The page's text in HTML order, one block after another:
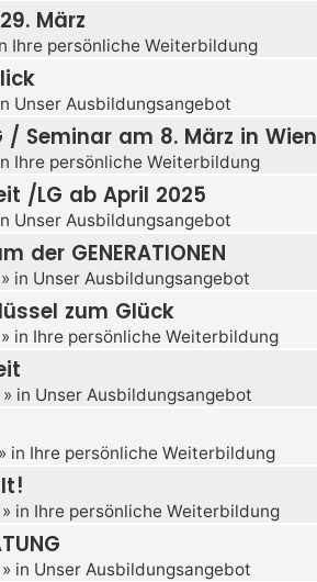
März
Ihre persönliche Weiterbildung
Unser Ausbildungsangebot
/ Seminar am 8. März in Wien
Ihre persönliche Weiterbildung
/LG ab April 2025
Unser Ausbildungsangebot
GENERATIONEN
» in Unser Ausbildungsangebot
zum Glück
» in Ihre persönliche Weiterbildung
» in Unser Ausbildungsangebot
» in Ihre persönliche Weiterbildung
» in Ihre persönliche Weiterbildung
» in Unser Ausbildungsangebot